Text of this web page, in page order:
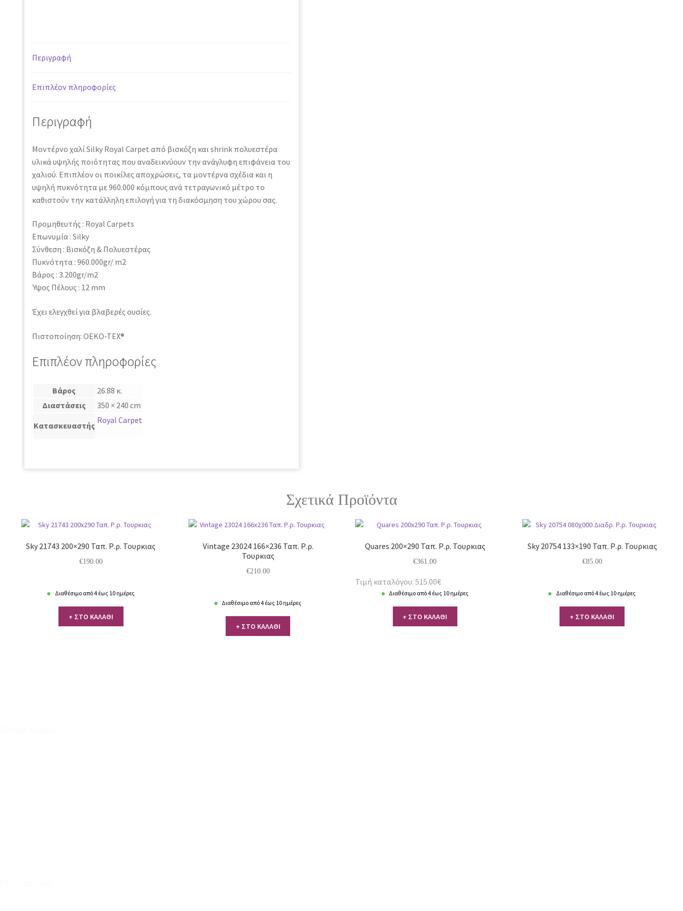
x
cm
Περιγραφή
Επιπλέον πληροφορίες
Περιγραφή
Μοντέρνο χαλί Silky Royal Carpet από βισκόζη και shrink πολυεστέρα
υλικά υψηλής ποιότητας που αναδεικνύουν την ανάγλυφη επιφάνεια του
χαλιού. Επιπλέον οι ποικίλες αποχρώσεις, τα μοντέρνα σχέδια και η
υψηλή πυκνότητα με 960.000 κόμπους ανά τετραγωνικό μέτρο το
καθιστούν την κατάλληλη επιλογή για τη διακόσμηση του χώρου σας.
Προμηθευτής : Royal Carpets
Επωνυμία : Silky
Σύνθεση : Βισκόζη & Πολυεστέρας
Πυκνότητα : 960.000gr/ m2
Βάρος : 3.200gr/m2
Ύψος Πέλους : 12 mm
Έχει ελεγχθεί για βλαβερές ουσίες.
Πιστοποίηση: OEKO-TEX®
Επιπλέον πληροφορίες
Βάρος
26.88 κ.
Διαστάσεις
350 × 240 cm
Κατασκευαστής
Royal Carpet
Σχετικά Προϊόντα
Sky 21743 200×290 Ταπ. Ρ.ρ. Τουρκιας
€190.00
Διαθέσιμο από 4 έως 10 ημέρες
+ ΣΤΟ ΚΑΛΑΘΙ
Vintage 23024 166×236 Ταπ. Ρ.ρ.
Τουρκιας
€210.00
Διαθέσιμο από 4 έως 10 ημέρες
+ ΣΤΟ ΚΑΛΑΘΙ
Quares 200×290 Ταπ. Ρ.ρ. Τουρκιας
€361.00
Τιμή καταλόγου: 515.00€
Διαθέσιμο από 4 έως 10 ημέρες
+ ΣΤΟ ΚΑΛΑΘΙ
Sky 20754 133×190 Ταπ. Ρ.ρ. Τουρκιας
€85.00
Διαθέσιμο από 4 έως 10 ημέρες
+ ΣΤΟ ΚΑΛΑΘΙ